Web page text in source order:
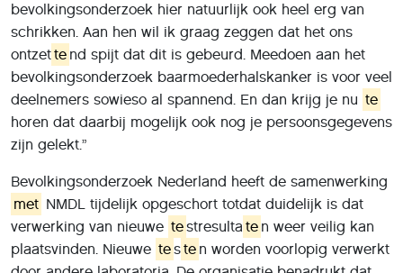
bevolkingsonderzoek hier natuurlijk ook heel erg van
schrikken. Aan hen wil ik graag zeggen dat het ons
ontzette nd spijt dat dit is gebeurd. Meedoen aan het
bevolkingsonderzoek baarmoederhalskanker is voor veel
deelnemers sowieso al spannend. En dan krijg je nu te
horen dat daarbij mogelijk ook nog je persoonsgegevens
zijn gelekt.”
Bevolkingsonderzoek Nederland heeft de samenwerking
met NMDL tijdelijk opgeschort totdat duidelijk is dat
verwerking van nieuwe testresulta te n weer veilig kan
plaatsvinden. Nieuwe teste n worden voorlopig verwerkt